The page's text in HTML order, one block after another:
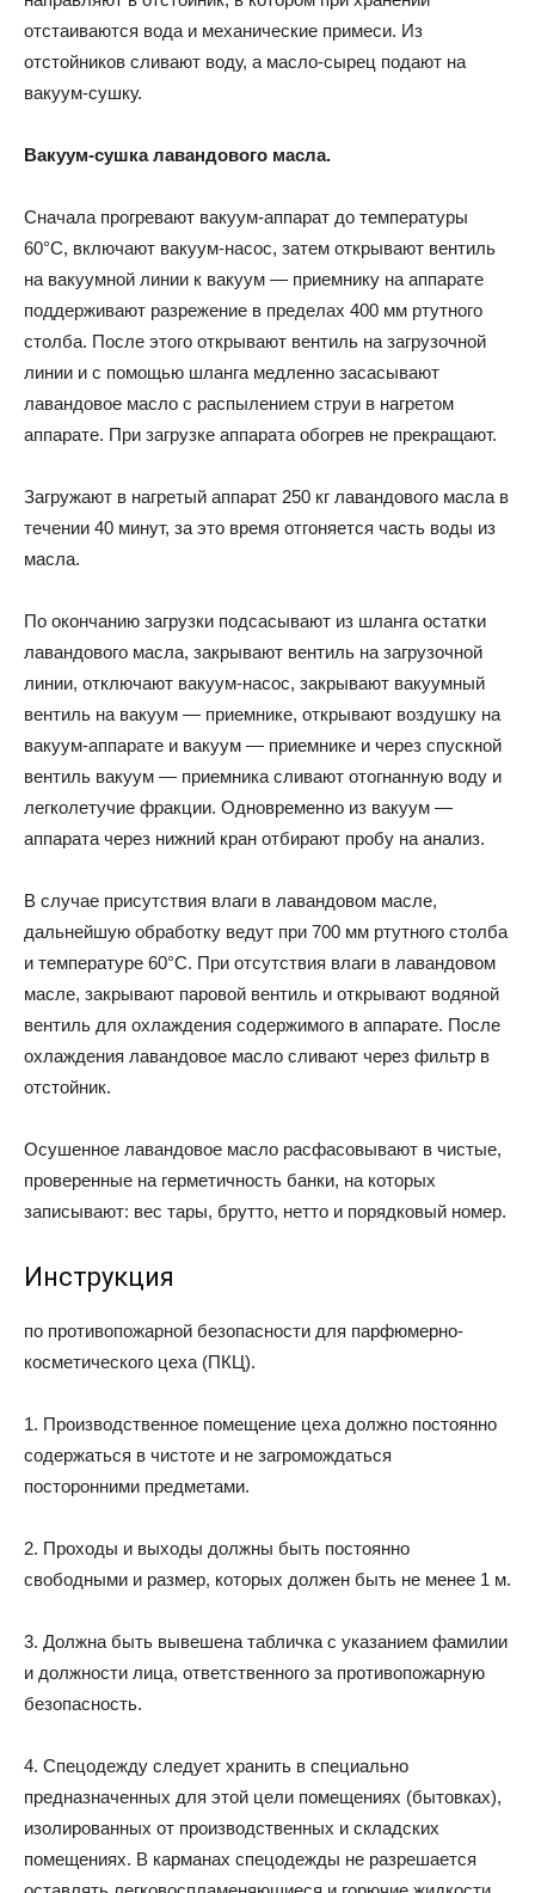
отстаиваются вода и механические примеси. Из
отстойников сливают воду, а масло-сырец подают на
вакуум-сушку.
Вакуум-сушка лавандового масла.
Сначала прогревают вакуум-аппарат до температуры
60°С, включают вакуум-насос, затем открывают вентиль
на вакуумной линии к вакуум — приемнику на аппарате
поддерживают разрежение в пределах 400 мм ртутного
столба. После этого открывают вентиль на загрузочной
линии и с помощью шланга медленно засасывают
лавандовое масло с распылением струи в нагретом
аппарате. При загрузке аппарата обогрев не прекращают.
Загружают в нагретый аппарат 250 кг лавандового масла в
течении 40 минут, за это время отгоняется часть воды из
масла.
По окончанию загрузки подсасывают из шланга остатки
лавандового масла, закрывают вентиль на загрузочной
линии, отключают вакуум-насос, закрывают вакуумный
вентиль на вакуум — приемнике, открывают воздушку на
вакуум-аппарате и вакуум — приемнике и через спускной
вентиль вакуум — приемника сливают отогнанную воду и
легколетучие фракции. Одновременно из вакуум —
аппарата через нижний кран отбирают пробу на анализ.
В случае присутствия влаги в лавандовом масле,
дальнейшую обработку ведут при 700 мм ртутного столба
и температуре 60°С. При отсутствия влаги в лавандовом
масле, закрывают паровой вентиль и открывают водяной
вентиль для охлаждения содержимого в аппарате. После
охлаждения лавандовое масло сливают через фильтр в
отстойник.
Осушенное лавандовое масло расфасовывают в чистые,
проверенные на герметичность банки, на которых
записывают: вес тары, брутто, нетто и порядковый номер.
Инструкция
по противопожарной безопасности для парфюмерно-
косметического цеха (ПКЦ).
1. Производственное помещение цеха должно постоянно
содержаться в чистоте и не загромождаться
посторонними предметами.
2. Проходы и выходы должны быть постоянно
свободными и размер, которых должен быть не менее 1 м.
3. Должна быть вывешена табличка с указанием фамилии
и должности лица, ответственного за противопожарную
безопасность.
4. Спецодежду следует хранить в специально
предназначенных для этой цели помещениях (бытовках),
изолированных от производственных и складских
помещениях. В карманах спецодежды не разрешается